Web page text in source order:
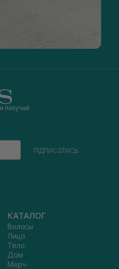
и получай
підписатись
КАТАЛОГ
Волосы
Лицо
Тело
Дом
Мерч